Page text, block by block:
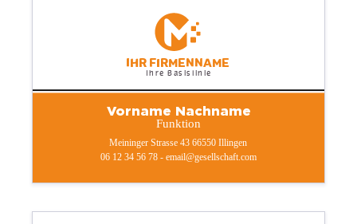
Meininger Strasse 43 66550 Illingen
06 12 34 56 78 - email@gesellschaft.com
Vorname Nachname
Funktion
Ihr Firmenname
Ihre Basislinie